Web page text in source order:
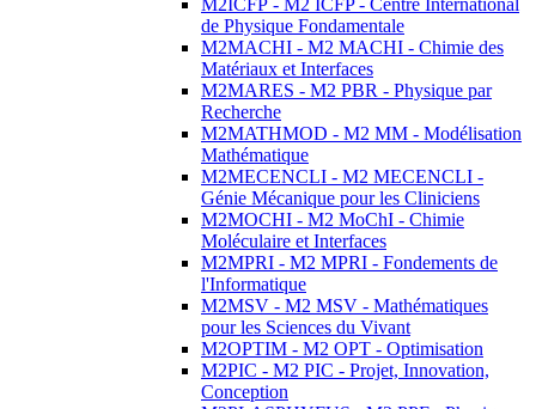
M2ICFP - M2 ICFP - Centre International
de Physique Fondamentale
M2MACHI - M2 MACHI - Chimie des
Matériaux et Interfaces
M2MARES - M2 PBR - Physique par
Recherche
M2MATHMOD - M2 MM - Modélisation
Mathématique
M2MECENCLI - M2 MECENCLI -
Génie Mécanique pour les Cliniciens
M2MOCHI - M2 MoChI - Chimie
Moléculaire et Interfaces
M2MPRI - M2 MPRI - Fondements de
l'Informatique
M2MSV - M2 MSV - Mathématiques
pour les Sciences du Vivant
M2OPTIM - M2 OPT - Optimisation
M2PIC - M2 PIC - Projet, Innovation,
Conception